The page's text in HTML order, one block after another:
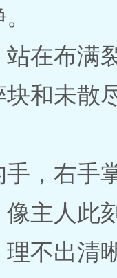
站在布满
和未散
，右手
主人此
不出清